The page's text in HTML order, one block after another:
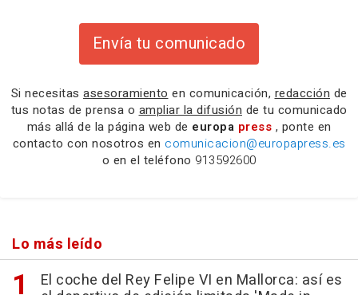
Envía tu comunicado
Si necesitas asesoramiento en comunicación, redacción de
tus notas de prensa o ampliar la difusión de tu comunicado
más allá de la página web de europa press , ponte en
contacto con nosotros en comunicacion@europapress.es
o en el teléfono 913592600
Lo más leído
El coche del Rey Felipe VI en Mallorca: así es